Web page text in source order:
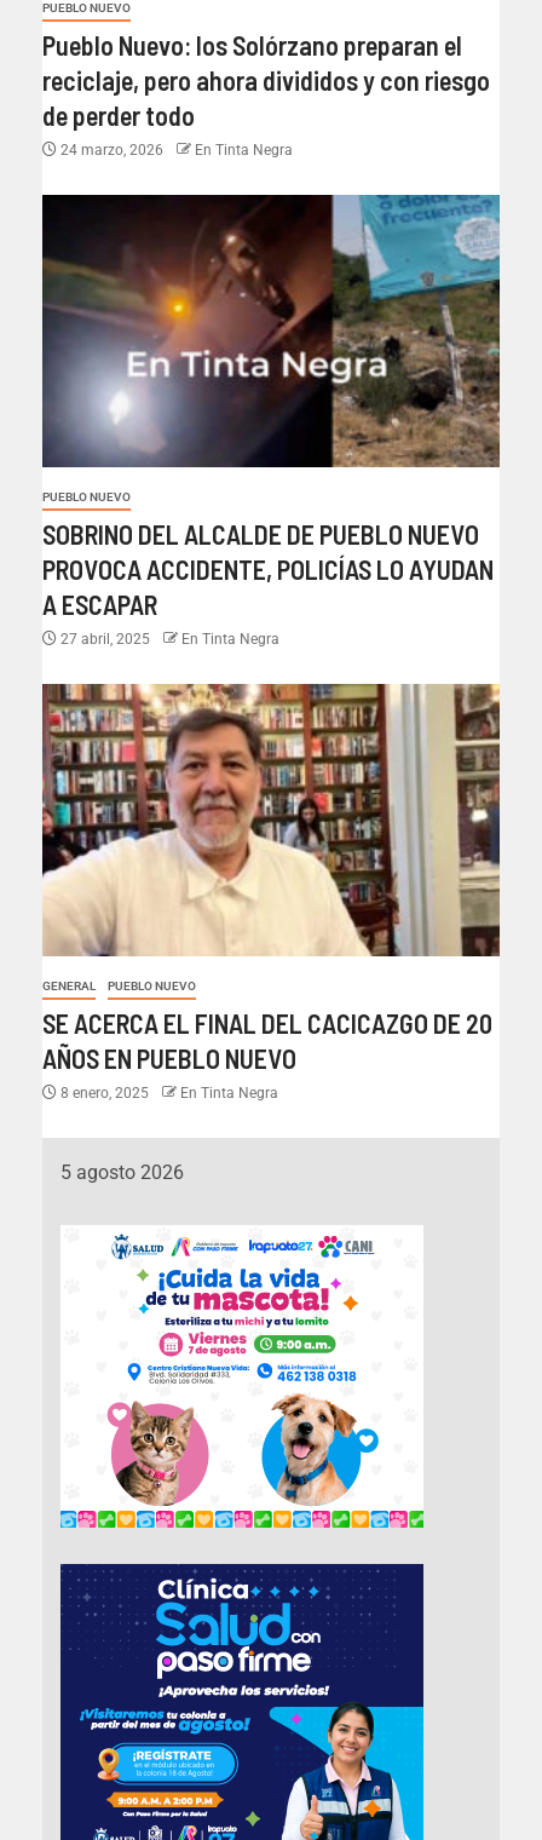
PUEBLO NUEVO
Pueblo Nuevo: los Solórzano preparan el
reciclaje, pero ahora divididos y con riesgo
de perder todo
24 marzo, 2026 En Tinta Negra
PUEBLO NUEVO
SOBRINO DEL ALCALDE DE PUEBLO NUEVO
PROVOCA ACCIDENTE, POLICÍAS LO AYUDAN
A ESCAPAR
27 abril, 2025 En Tinta Negra
GENERAL PUEBLO NUEVO
SE ACERCA EL FINAL DEL CACICAZGO DE 20
AÑOS EN PUEBLO NUEVO
8 enero, 2025 En Tinta Negra
5 agosto 2026